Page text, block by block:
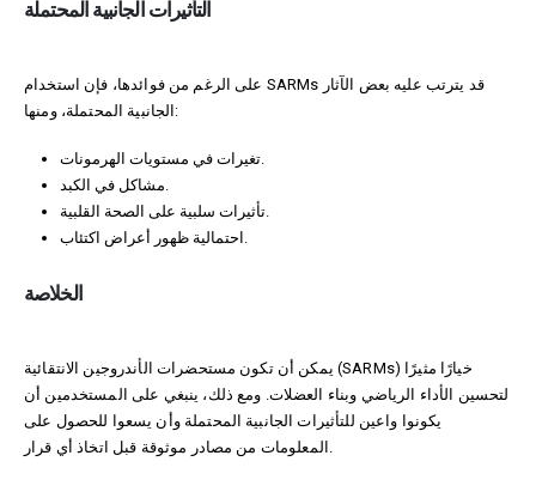
التأثيرات الجانبية المحتملة
على الرغم من فوائدها، فإن استخدام SARMs قد يترتب عليه بعض الآثار
الجانبية المحتملة، ومنها:
تغيرات في مستويات الهرمونات.
مشاكل في الكبد.
تأثيرات سلبية على الصحة القلبية.
احتمالية ظهور أعراض اكتئاب.
الخلاصة
يمكن أن تكون مستحضرات الأندروجين الانتقائية (SARMs) خيارًا مثيرًا
لتحسين الأداء الرياضي وبناء العضلات. ومع ذلك، ينبغي على المستخدمين أن
يكونوا واعين للتأثيرات الجانبية المحتملة وأن يسعوا للحصول على